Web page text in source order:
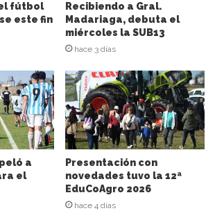
fútbol
este fin
Recibiendo a Gral.
Madariaga, debuta el
miércoles la SUB13
hace 3 días
a
el
Presentación con
novedades tuvo la 12ª
EduCoAgro 2026
hace 4 días